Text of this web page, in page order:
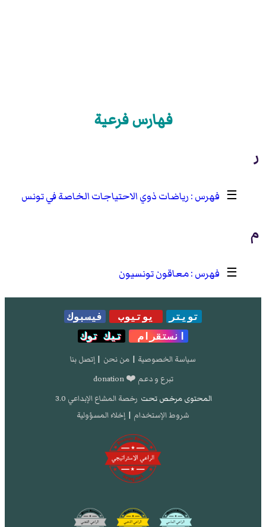
فهارس فرعية
ر
☰ رياضات ذوي الاحتياجات الخاصة في تونس
م
☰ معاقون تونسيون
تويتر يوتيوب
فيسبوك
انستقرام
تيك توك
سياسة الخصوصية | من نحن | إتصل بنا
تبرع و دعم ❤️ donation
المحتوى مرخص تحت رخصة المشاع الإبداعي 3.0
شروط الإستخدام | إخلاء المسؤولية